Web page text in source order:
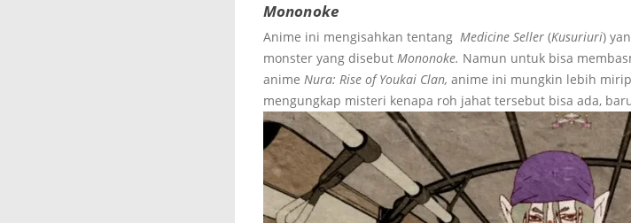
Mononoke
Anime ini mengisahkan tentang Medicine Seller (Kusuriuri)
monster yang disebut Mononoke. Namun untuk bisa
anime Nura: Rise of Youkai Clan, anime ini mungkin lebih
mengungkap misteri kenapa roh jahat tersebut bisa ada,